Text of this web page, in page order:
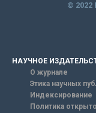
© 2022
НАУЧНОЕ
О журнале
Этика научных
Индексирование
Политика